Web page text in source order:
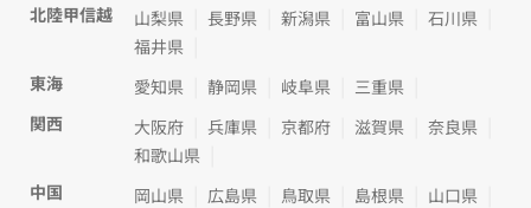
北陸甲信越
山梨県 長野県 新潟県 富山県
石川県
福井県
東海
愛知県 静岡県 岐阜県
三重県
関西
大阪府 兵庫県 京都府 滋賀県
奈良県
和歌山県
中国
岡山県 広島県 鳥取県 島根県
山口県